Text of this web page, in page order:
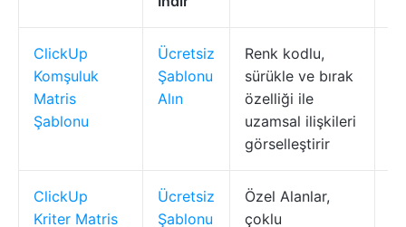
ClickUp
Komşuluk
Matris
Şablonu
Ücretsiz
Şablonu
Alın
Renk kodlu,
sürükle ve bırak
özelliği ile
uzamsal ilişkileri
görselleştirir
ClickUp
Kriter Matris
Ücretsiz
Şablonu
Özel Alanlar,
çoklu